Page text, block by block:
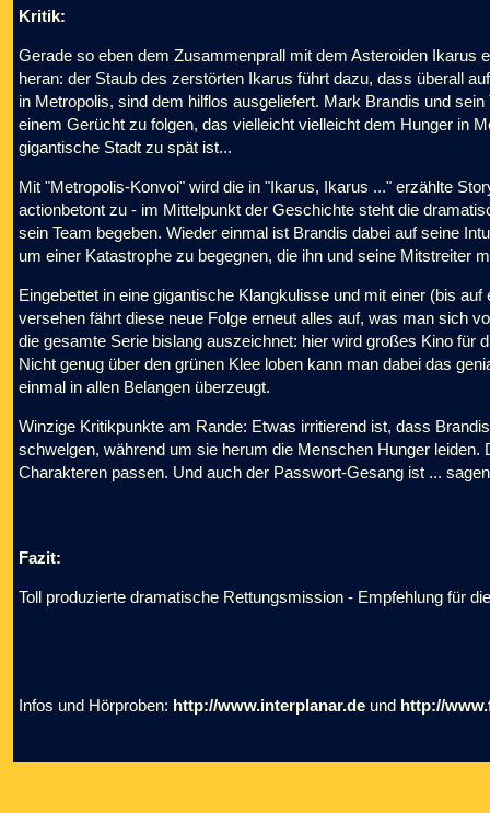
Kritik:
Gerade so eben dem Zusammenprall mit dem Asteroiden Ikarus
heran: der Staub des zerstörten Ikarus führt dazu, dass überall
in Metropolis, sind dem hilflos ausgeliefert. Mark Brandis und
einem Gerücht zu folgen, das vielleicht vielleicht dem Hunger in
gigantische Stadt zu spät ist...
Mit "Metropolis-Konvoi" wird die in "Ikarus, Ikarus ..." erzählte
actionbetont zu - im Mittelpunkt der Geschichte steht die
sein Team begeben. Wieder einmal ist Brandis dabei auf seine
um einer Katastrophe zu begegnen, die ihn und seine Mitstreiter
Eingebettet in eine gigantische Klangkulisse und mit einer (bis
versehen fährt diese neue Folge erneut alles auf, was man sich
die gesamte Serie bislang auszeichnet: hier wird großes Kino für
Nicht genug über den grünen Klee loben kann man dabei das
einmal in allen Belangen überzeugt.
Winzige Kritikpunkte am Rande: Etwas irritierend ist, dass
schwelgen, während um sie herum die Menschen Hunger
Charakteren passen. Und auch der Passwort-Gesang ist ...
Fazit:
Toll produzierte dramatische Rettungsmission - Empfehlung für
Infos und Hörproben: http://www.interplanar.de und http://